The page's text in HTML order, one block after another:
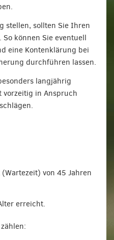
stellen, sollten Sie Ihren
können Sie eventuell
eine Kontenklärung bei
durchführen lassen.
langjährig
vorzeitig in Anspruch
von 45 Jahren
erreicht.